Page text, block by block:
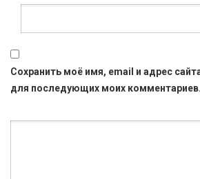
Сохранить моё имя, email и адрес
для последующих моих комментариев.